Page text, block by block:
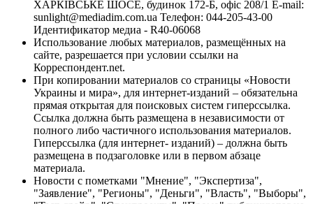
ХАРКІВСЬКЕ ШОСЕ, будинок 172-Б, офіс 208/1 E-mail:
sunlight@mediadim.com.ua Телефон: 044-205-43-00
Идентификатор медиа - R40-06068
Использование любых материалов, размещённых на
сайте, разрешается при условии ссылки на
Корреспондент.net.
При копировании материалов со страницы «Новости
Украины и мира», для интернет-изданий – обязательна
прямая открытая для поисковых систем гиперссылка.
Ссылка должна быть размещена в независимости от
полного либо частичного использования материалов.
Гиперссылка (для интернет- изданий) – должна быть
размещена в подзаголовке или в первом абзаце
материала.
Новости с пометками "Мнение", "Экспертиза",
"Заявление", "Регионы", "Деньги", "Власть", "Выборы",